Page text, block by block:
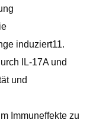
induziert11.
IL-17A und
und
Immuneffekte zu